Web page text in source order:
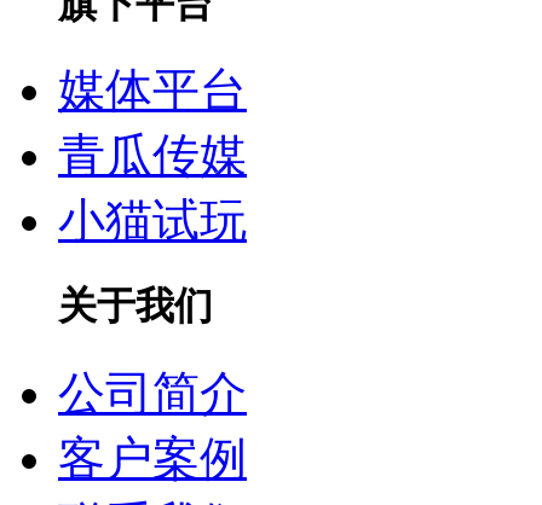
媒体平台
青瓜传媒
小猫试玩
关于我们
公司简介
客户案例